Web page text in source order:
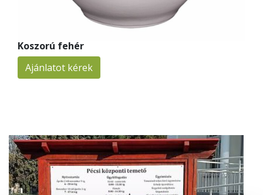
Koszorú fehér
Ajánlatot kérek